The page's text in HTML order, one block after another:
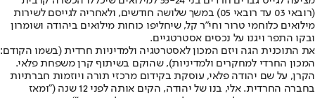
(רובאי 03 עד רובאי 05) במשך שלושה חודשים, ולאחריה לגייסם לשירות
מילואים כלוחמי טרור וחי"ר קל, שיחליפו כוחות מילואים ביהודה ושומרון
ובקו התפר ויגנו על נכסים אסטרטגיים.
את התוכנית הגה ויזם המכון לאסטרטגיה ולמדיניות חרדית (בשמו הקודם:
המכון החרדי למחקרים ולמדיניות), שהוקם בשיתוף קרן משפחת פלאי.
הקרן, על שם יהודה פלאי, עוסקת בקידום מרכזי תורה ויוזמות חברתיות
בחברה החרדית. אלי, בנו של יהודה, הקים אותה לפני 12 שנה ("ומאז